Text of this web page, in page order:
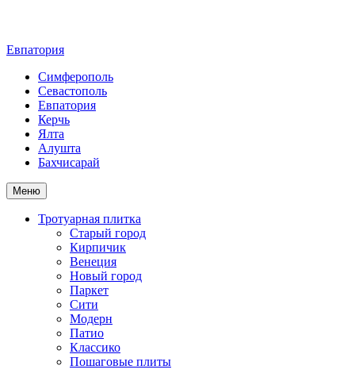
Евпатория
Симферополь
Севастополь
Евпатория
Керчь
Ялта
Алушта
Бахчисарай
Меню
Тротуарная плитка
Старый город
Кирпичик
Венеция
Новый город
Паркет
Сити
Модерн
Патио
Классико
Пошаговые плиты